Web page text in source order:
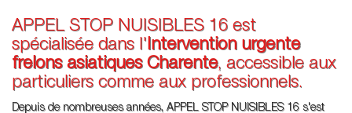
APPEL STOP NUISIBLES 16 est
spécialisée dans l'Intervention urgente
frelons asiatiques Charente, accessible aux
particuliers comme aux professionnels.
Depuis de nombreuses années, APPEL STOP NUISIBLES 16 s'est